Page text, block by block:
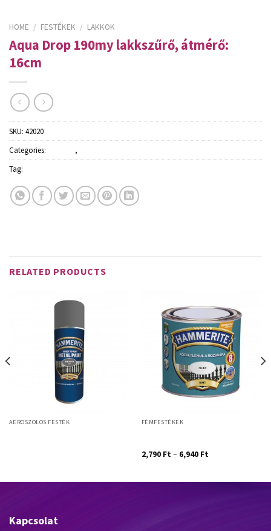
HOME / FESTÉKEK / LAKKOK
Aqua Drop 190my lakkszűrő, átmérő:
16cm
SKU: 42020
Categories:
,
Tag:
RELATED PRODUCTS
AEROSZOLOS FESTÉK FÉMFESTÉKEK
2,790 Ft – 6,940 Ft
Kapcsolat